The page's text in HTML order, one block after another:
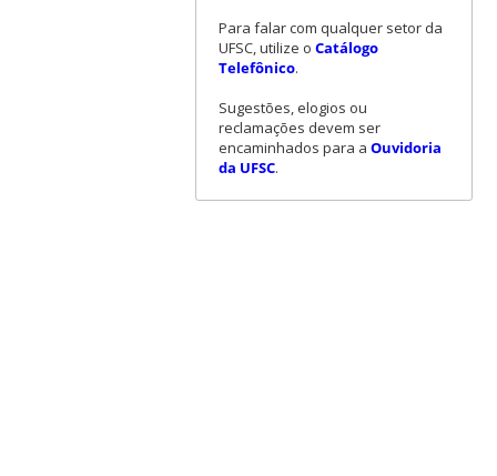
Para falar com qualquer setor da
UFSC, utilize o Catálogo
Telefônico.
Sugestões, elogios ou
reclamações devem ser
encaminhados para a Ouvidoria
da UFSC.